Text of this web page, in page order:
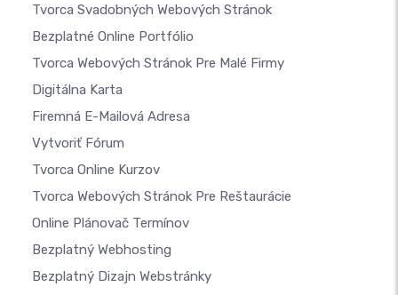
Tvorca Svadobných Webových Stránok
Bezplatné Online Portfólio
Tvorca Webových Stránok Pre Malé Firmy
Digitálna Karta
Firemná E-Mailová Adresa
Vytvoriť Fórum
Tvorca Online Kurzov
Tvorca Webových Stránok Pre Reštaurácie
Online Plánovač Termínov
Bezplatný Webhosting
Bezplatný Dizajn Webstránky